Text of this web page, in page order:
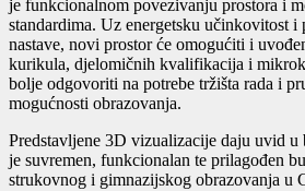
je funkcionalnom povezivanju prostora i
standardima. Uz energetsku učinkovitost i
nastave, novi prostor će omogućiti i
kurikula, djelomičnih kvalifikacija i
bolje odgovoriti na potrebe tržišta rada i
mogućnosti obrazovanja.
Predstavljene 3D vizualizacije daju uvid
je suvremen, funkcionalan te prilagođen
strukovnog i gimnazijskog obrazovanja u